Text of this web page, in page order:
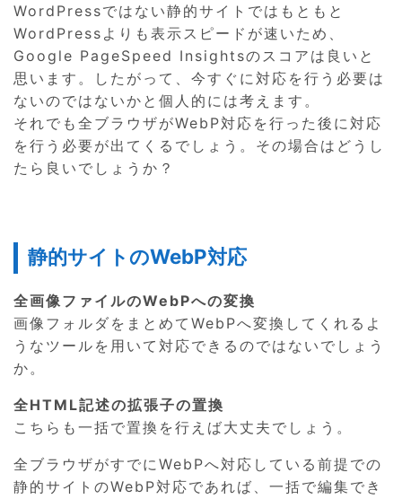
WordPressではない静的サイトではもともと
WordPressよりも表示スピードが速いため、
Google PageSpeed Insightsのスコアは良いと
思います。したがって、今すぐに対応を行う必要は
ないのではないかと個人的には考えます。
それでも全ブラウザがWebP対応を行った後に対応
を行う必要が出てくるでしょう。その場合はどうし
たら良いでしょうか？
静的サイトのWebP対応
全画像ファイルのWebPへの変換
画像フォルダをまとめてWebPへ変換してくれるよ
うなツールを用いて対応できるのではないでしょう
か。
全HTML記述の拡張子の置換
こちらも一括で置換を行えば大丈夫でしょう。
全ブラウザがすでにWebPへ対応している前提での
静的サイトのWebP対応であれば、一括で編集でき